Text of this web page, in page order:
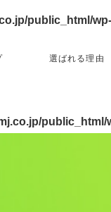
public_html/
選ばれる理由